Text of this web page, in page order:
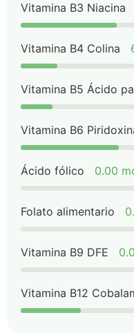
Vitamina B3 Niacina
Vitamina B4 Colina
Vitamina B5 Ácido
Vitamina B6
Ácido fólico 0.00
Folato alimentario
Vitamina B9 DFE
Vitamina B12